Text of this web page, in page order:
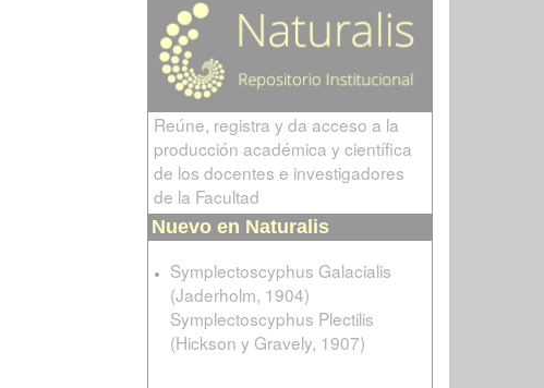
Reúne, registra y da acceso a la
producción académica y científica
de los docentes e investigadores
de la Facultad
Nuevo en Naturalis
Symplectoscyphus Galacialis
(Jaderholm, 1904)
Symplectoscyphus Plectilis
(Hickson y Gravely, 1907)